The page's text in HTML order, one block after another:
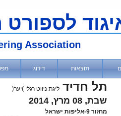
לספורט
Association
תוצאות דירוג
תל חדיד ליגת ניווט רגלי )יער(
שבת, 08 מרץ, 2014
מחזור 9-אליפות ישראל